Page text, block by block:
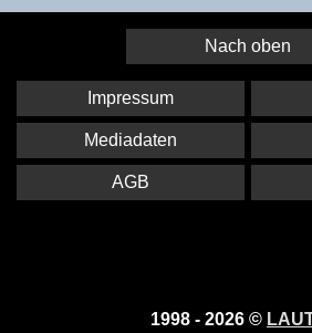
Nach oben
1998 - 2026 ©
Impressum
Mediadaten
AGB